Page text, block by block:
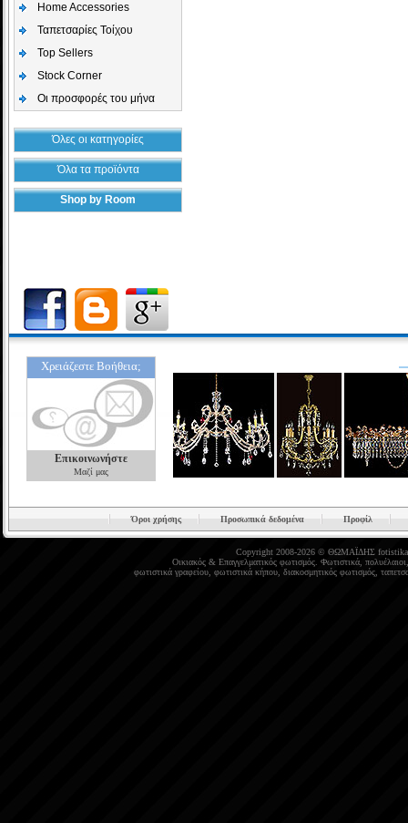
Home Accessories
Ταπετσαρίες Τοίχου
Top Sellers
Stock Corner
Οι προσφορές του μήνα
Όλες οι κατηγορίες
Όλα τα προϊόντα
Shop by Room
Χρειάζεστε Βοήθεια;
Επικοινωνήστε
Μαζί μας
Όροι χρήσης Προσωπικά δεδομένα Προφίλ
Copyright 2008-2026 © ΘΩΜΑΪΔΗΣ
Οικιακός& Επαγγελματικός φωτισμός. Φωτιστικά, πολυέλαιοι
φωτιστικά γραφείου, φωτιστικά κήπου, διακοσμητικός φωτισμός,